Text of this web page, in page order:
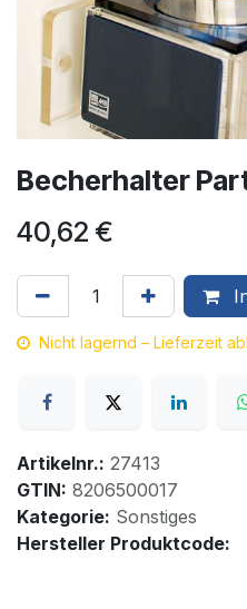
Becherhalter
40,62 €
Nicht lagernd – Lieferzeit
Artikelnr.: 27413
GTIN: 8206500017
Kategorie: Sonstiges
Hersteller Produktcode: